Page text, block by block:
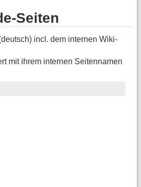
Seiten
incl. dem internen Wiki-
mit ihrem internen Seitennamen